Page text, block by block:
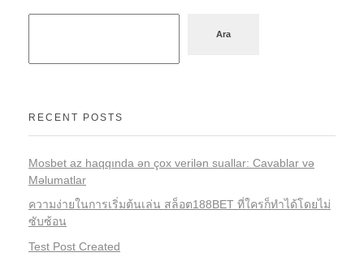
Ara
RECENT POSTS
Mosbet az haqqında ən çox verilən suallar: Cavablar və
Məlumatlar
ความง่ายในการเริ่มต้นเล่น สล็อต188BET ที่ใครก็ทำได้โดยไม่
ซับซ้อน
Test Post Created